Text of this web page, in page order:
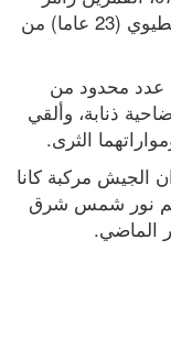
الثرى.
الماضي.